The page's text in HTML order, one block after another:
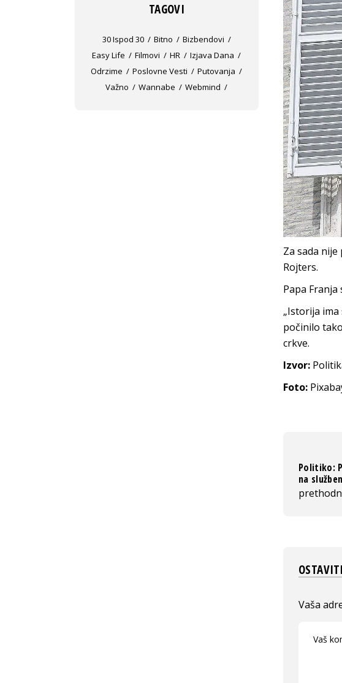
Za sada
Rojters.
Papa
„Istorija
počinilo
crkve.
Izvor:
Foto:
Politiko:
na
Vaša
TAGOVI
30 Ispod 30 Bitno
Bizbendovi
Easy Life
Filmovi HR
Izjava Dana
Odrzime
Poslovne Vesti
Putovanja
Važno
Wannabe Webmind